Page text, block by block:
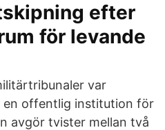
efter
för levande
var
en offentlig institution för
avgör tvister mellan två